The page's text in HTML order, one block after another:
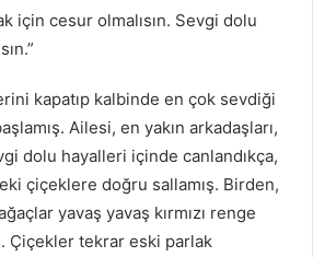
için cesur olmalısın. Sevgi dolu
kapatıp kalbinde en çok sevdiği
Ailesi, en yakın arkadaşları,
dolu hayalleri içinde canlandıkça,
çiçeklere doğru sallamış. Birden,
yavaş yavaş kırmızı renge
Çiçekler tekrar eski parlak